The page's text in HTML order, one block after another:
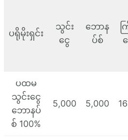
ပရိုမိုးရှင်း
သွင်း
ငွေ
ဘောန
ပ်စ်
ပထမ
သွင်းငွေ
ဘောနပ်
စ် 100%
5,000 5,000